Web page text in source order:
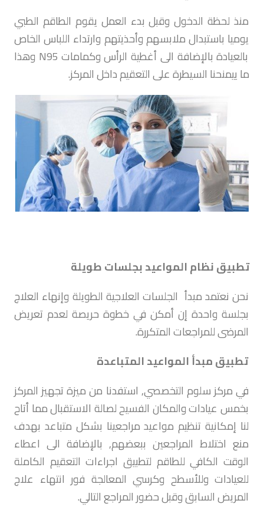
منذ لحظة الدخول وقبل بدء العمل يقوم الطاقم الطبي
يوميا باستبدال ملابسهم وأحذيتهم وارتداء اللباس الخاص
بالعيادة بالإضافة الى أغطية الرأس وكمامات N95 وهذا
ما ييمنحنا السيطرة على التعقيم داخل المركز.
تطبيق نظام المواعيد بجلسات طويلة
نحن نعتمد مبدأ الجلسات العلاجية الطويلة وإنهاء العلاج
بجلسة واحدة إن أمكن في خطوة حريصة لعدم تعريض
المرضى للمراجعات المتكررة.
تطبيق مبدأ المواعيد المتباعدة
في مركز سلوم التخصصي, استفدنا من ميزة تجهيز المركز
بخمس عيادات والمكان الفسيح لصالة الاستقبال مما أتاح
لنا إمكانية تنظيم مواعيد مراجعينا بشكل متباعد بهدف
منع اختلاط المراجعين ببعضهم, بالإضافة الى اعطاء
الوقت الكافي للطاقم لتطبيق اجراءات التعقيم الكاملة
للعيادات وللأسطح وكرسي المعالجة فور انتهاء علاج
المريض السابق وقبل حضور المراجع التالي.